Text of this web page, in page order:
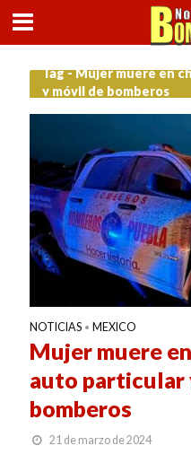
Tag - Mujer muere en
y móvil de bomberos
NOTICIAS • MEXICO
Mujer muere
auto particular
bomberos
21 de marzo de 2024